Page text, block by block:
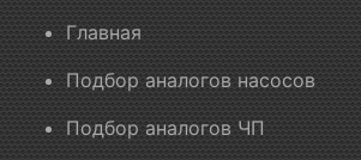
Главная
Подбор аналогов насосов
Подбор аналогов ЧП